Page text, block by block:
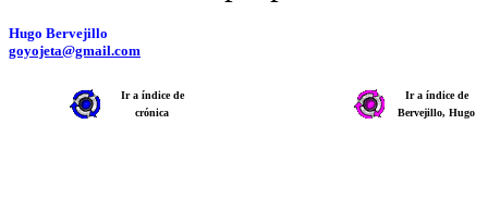
Hugo Bervejillo
goyojeta@gmail.com
Ir a índice de
crónica
Ir a índice de
Bervejillo, Hugo